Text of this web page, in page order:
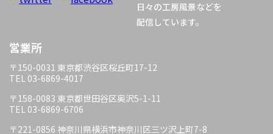
日々の工房風景などを
配信しています。
営業所
〒150-0031 東京都渋谷区桜丘町17-12
TEL 03-6869-4017
〒158-0083 東京都世田谷区奥沢5-1-11
TEL 03-6869-6706
〒221-0856 神奈川県横浜市神奈川区三ツ沢上町7-8